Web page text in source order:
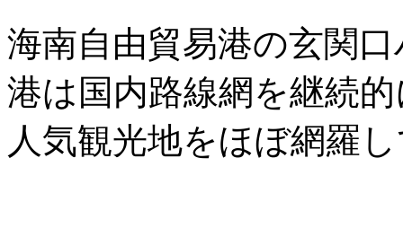
海南自由貿易港の玄関
港は国内路線網を継続
人気観光地をほぼ網羅